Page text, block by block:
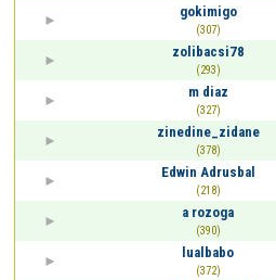
gokimigo
(307)
zolibacsi78
(293)
m diaz
(327)
zinedine_zidane
(378)
Edwin Adrusbal
(218)
a rozoga
(390)
lualbabo
(372)